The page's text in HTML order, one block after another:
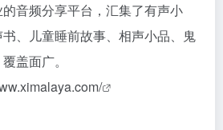
音频分享平台，汇集了有声小
、儿童睡前故事、相声小品、鬼
盖面广。